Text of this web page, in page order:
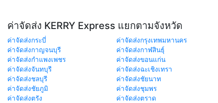
ค่าจัดส่ง KERRY Express แยกตามจังหวัด
ค่าจัดส่งกระบี่
ค่าจัดส่งกรุงเทพมหานคร
ค่าจัดส่งกาญจนบุรี
ค่าจัดส่งกาฬสินธุ์
ค่าจัดส่งกำแพงเพชร
ค่าจัดส่งขอนแก่น
ค่าจัดส่งจันทบุรี
ค่าจัดส่งฉะเชิงเทรา
ค่าจัดส่งชลบุรี
ค่าจัดส่งชัยนาท
ค่าจัดส่งชัยภูมิ
ค่าจัดส่งชุมพร
ค่าจัดส่งตรัง
ค่าจัดส่งตราด